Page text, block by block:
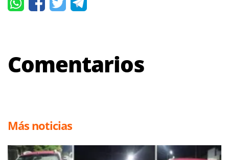
Comentarios
Más noticias